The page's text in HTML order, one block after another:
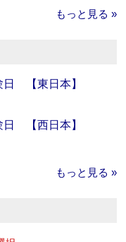
もっと見る »
【東日本】
【西日本】
もっと見る »